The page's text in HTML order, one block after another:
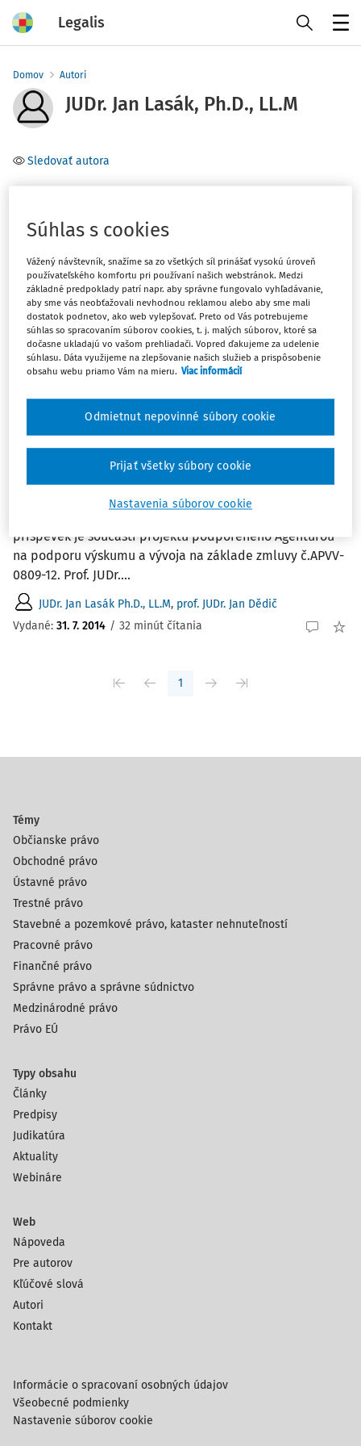
Legalis
Domov Autori
JUDr. Jan Lasák, Ph.D., LL.M
Sledovať autora
Obchodné právo
Filter
Počet vyhľadaných dokumentov:1
Zoradiť podľa:
Najnovšie
Najstaršie
Několik poznámek k právní úpravě
"reflexní škody" (především) v podmínkách
obchodních korporací
Několik poznámek k právní úpravě "reflexní škody"
príspěvek je součástí projektu podpořeného Agentúrou
na podporu výskumu a vývoja na základe zmluvy č.APVV-
0809-12. Prof. JUDr....
JUDr. Jan Lasák Ph.D., LL.M, prof. JUDr. Jan Dědič
Vydané: 31. 7. 2014 / 32 minút čítania
1
Témy
Občianske právo
Obchodné právo
Ústavné právo
Trestné právo
Stavebné a pozemkové právo, kataster nehnuteľností
Pracovné právo
Finančné právo
Správne právo a správne súdnictvo
Medzinárodné právo
Právo EÚ
Typy obsahu
Články
Predpisy
Judikatúra
Aktuality
Webináre
Web
Nápoveda
Pre autorov
Kľúčové slová
Autori
Kontakt
Informácie o spracovaní osobných údajov
Všeobecné podmienky
Nastavenie súborov cookie
Súhlas s cookies
Vážený návštevník, snažíme sa zo všetkých síl prinášať vysokú úroveň
používateľského komfortu pri používaní našich webstránok. Medzi
základné predpoklady patrí napr. aby správne fungovalo vyhľadávanie,
aby sme vás neobťažovali nevhodnou reklamou alebo aby sme mali
dostatok podnetov, ako web vylepšovať. Preto od Vás potrebujeme
súhlas so spracovaním súborov cookies, t. j. malých súborov, ktoré sa
dočasne ukladajú vo vašom prehliadači. Vopred ďakujeme za udelenie
súhlasu. Dáta využijeme na zlepšovanie našich služieb a prispôsobenie
obsahu webu priamo Vám na mieru. Viac informácií
Nastavenia súborov cookie
Odmietnut nepovinné súbory cookie
Prijať všetky súbory cookie